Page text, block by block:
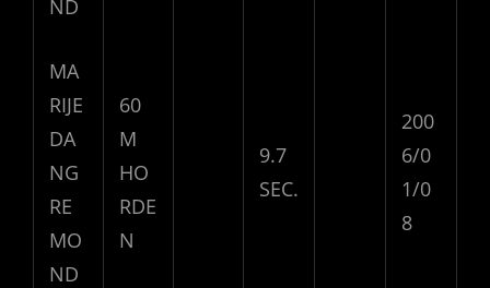
ND
MA
RIJE
DA
NG
RE
MO
ND
60
M
HO
RDE
N
9.7
SEC.
200
6/0
1/0
8